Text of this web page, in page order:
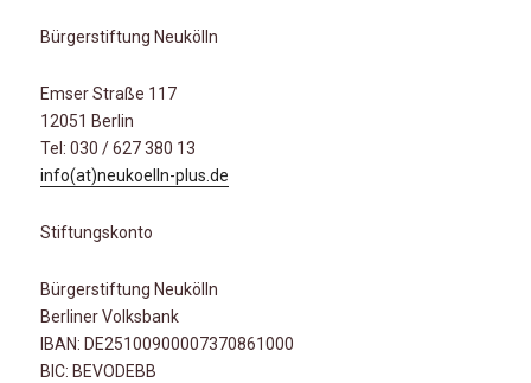
Bürgerstiftung Neukölln
Emser Straße 117
12051 Berlin
Tel: 030 / 627 380 13
info(at)neukoelln-plus.de
Stiftungskonto
Bürgerstiftung Neukölln
Berliner Volksbank
IBAN: DE25100900007370861000
BIC: BEVODEBB